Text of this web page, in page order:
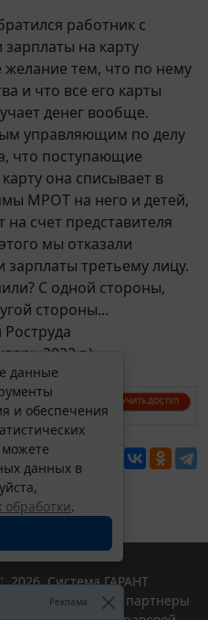
работник с
на карту
желание тем, что по нему
и что все его карты
денег вообще.
управляющим по делу
что поступающие
она списывает в
МРОТ на него и детей,
на счет представителя
мы отказали
зарплаты третьему лицу.
С одной стороны,
стороны...
2022 г.).
данные
и обеспечения
данных в
обработки.
Реклама
Система ГАРАНТ
"Гарант" и ее партнеры